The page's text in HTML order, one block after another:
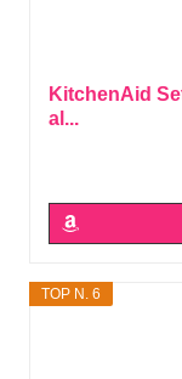
KitchenAid
al...
TOP N. 6